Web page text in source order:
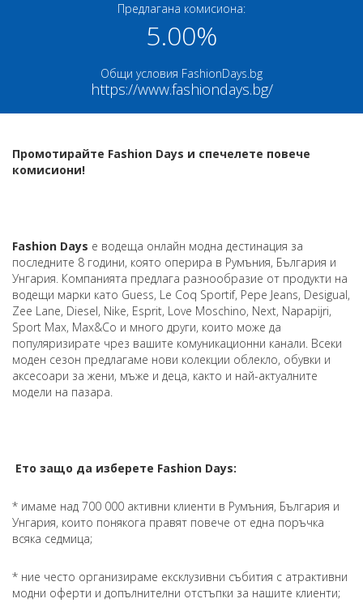
Предлагана комисиона:
5.00%
Общи условия FashionDays.bg
https://www.fashiondays.bg/
Промотирайте Fashion Days и спечелете повече
комисиони!
Fashion Days е водеща онлайн модна дестинация за
последните 8 години, която оперира в Румъния, България и
Унгария. Компанията предлага разнообразие от продукти на
водещи марки като Guess, Le Coq Sportif, Pepe Jeans, Desigual,
Zee Lane, Diesel, Nike, Esprit, Love Moschino, Next, Napapijri,
Sport Max, Max&Co и много други, които може да
популяризирате чрез вашите комуникационни канали. Всеки
моден сезон предлагаме нови колекции облекло, обувки и
аксесоари за жени, мъже и деца, както и най-актуалните
модели на пазара.
Ето защо да изберете Fashion Days:
* имаме над 700 000 активни клиенти в Румъния, България и
Унгария, които понякога правят повече от една поръчка
всяка седмица;
* ние често организираме ексклузивни събития с атрактивни
модни оферти и допълнителни отстъпки за нашите клиенти;